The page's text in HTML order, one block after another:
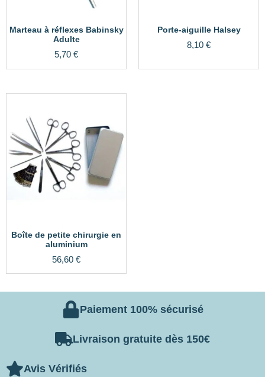
Marteau à réflexes Babinsky
Adulte
5,70 €
Porte-aiguille Halsey
8,10 €
Boîte de petite chirurgie en
aluminium
56,60 €
Paiement 100% sécurisé
Livraison gratuite dès 150€
Avis Vérifiés